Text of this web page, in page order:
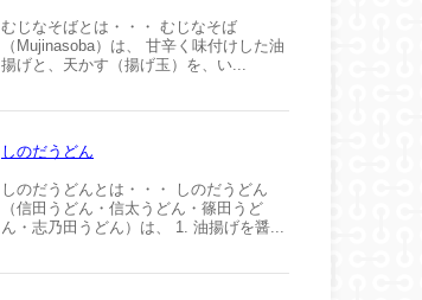
むじなそばとは・・・ むじなそば
（Mujinasoba）は、 甘辛く味付けした油
揚げと、天かす（揚げ玉）を、い...
しのだうどん
しのだうどんとは・・・ しのだうどん
（信田うどん・信太うどん・篠田うど
ん・志乃田うどん）は、 1. 油揚げを醤...